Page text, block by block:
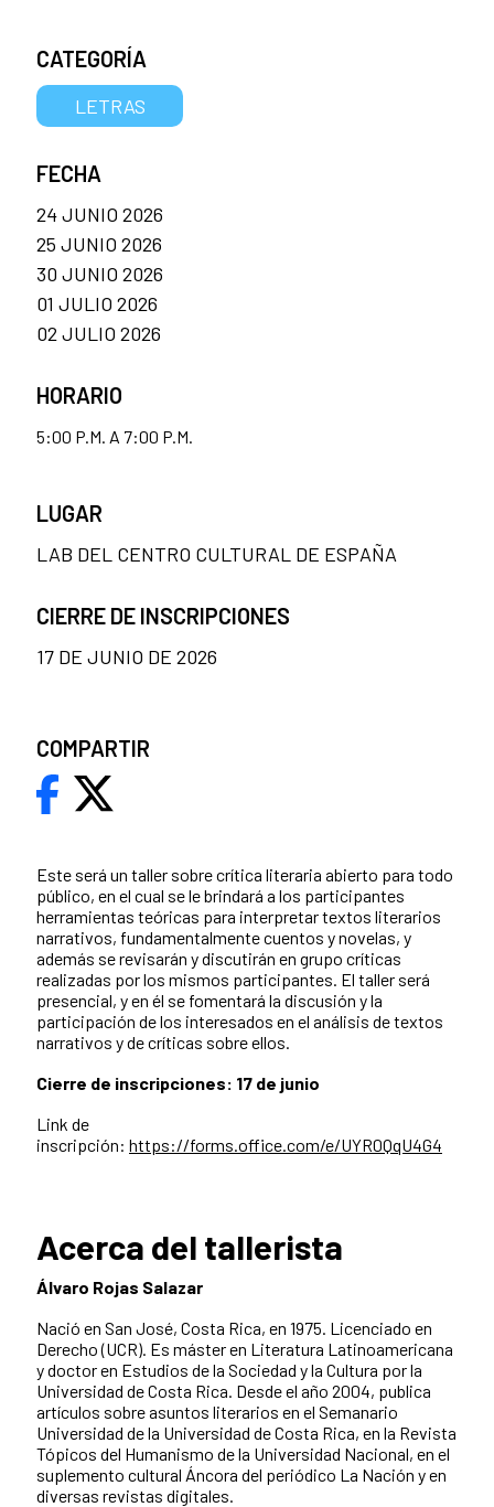
Este será un taller sobre crítica literaria abierto para todo
público, en el cual se le brindará a los participantes
herramientas teóricas para interpretar textos literarios
narrativos, fundamentalmente cuentos y novelas, y
además se revisarán y discutirán en grupo críticas
realizadas por los mismos participantes. El taller será
presencial, y en él se fomentará la discusión y la
participación de los interesados en el análisis de textos
narrativos y de críticas sobre ellos.
Cierre de inscripciones: 17 de junio
Link de
inscripción: https://forms.office.com/e/UYR0QqU4G4
Acerca del tallerista
Álvaro Rojas Salazar
Nació en San José, Costa Rica, en 1975. Licenciado en
Derecho (UCR). Es máster en Literatura Latinoamericana
y doctor en Estudios de la Sociedad y la Cultura por la
Universidad de Costa Rica. Desde el año 2004, publica
artículos sobre asuntos literarios en el Semanario
Universidad de la Universidad de Costa Rica, en la Revista
Tópicos del Humanismo de la Universidad Nacional, en el
suplemento cultural Áncora del periódico La Nación y en
diversas revistas digitales.
CATEGORÍA
LETRAS
FECHA
24 JUNIO 2026
25 JUNIO 2026
30 JUNIO 2026
01 JULIO 2026
02 JULIO 2026
HORARIO
5:00 P.M. A 7:00 P.M.
LUGAR
LAB DEL CENTRO CULTURAL DE ESPAÑA
CIERRE DE INSCRIPCIONES
17 DE JUNIO DE 2026
COMPARTIR